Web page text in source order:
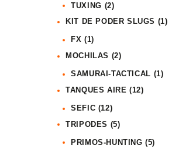
TUXING (2)
KIT DE PODER SLUGS (1)
FX (1)
MOCHILAS (2)
SAMURAI-TACTICAL (1)
TANQUES AIRE (12)
SEFIC (12)
TRIPODES (5)
PRIMOS-HUNTING (5)